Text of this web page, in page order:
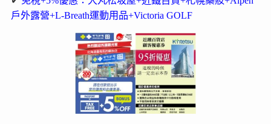
戶外露營+L-Breath運動用品+Victoria GOLF